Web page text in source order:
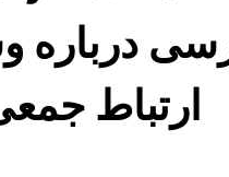
درباره
ارتباط